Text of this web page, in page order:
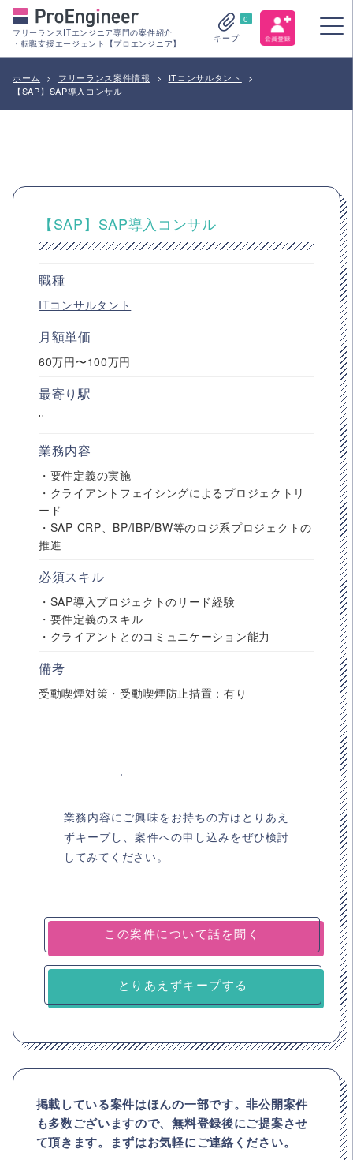
フリーランスITエンジニア専門の案件紹介
・転職支援エージェント【プロエンジニア】
0
キープ
ホーム > フリーランス案件情報 > ITコンサルタント
>
【SAP】SAP導入コンサル
【SAP】SAP導入コンサル
職種
ITコンサルタント
月額単価
60万円〜100万円
最寄り駅
''
業務内容
・要件定義の実施
・クライアントフェイシングによるプロジェクトリ
ード
・SAP CRP、BP/IBP/BW等のロジ系プロジェクトの
推進
必須スキル
・SAP導入プロジェクトのリード経験
・要件定義のスキル
・クライアントとのコミュニケーション能力
備考
受動喫煙対策・受動喫煙防止措置：有り
業務内容にご興味をお持ちの方はとりあえ
ずキープし、案件への申し込みをぜひ検討
してみてください。
とりあえずキープする
掲載している案件はほんの一部です。非公開案件
も多数ございますので、無料登録後にご提案させ
て頂きます。まずはお気軽にご連絡ください。